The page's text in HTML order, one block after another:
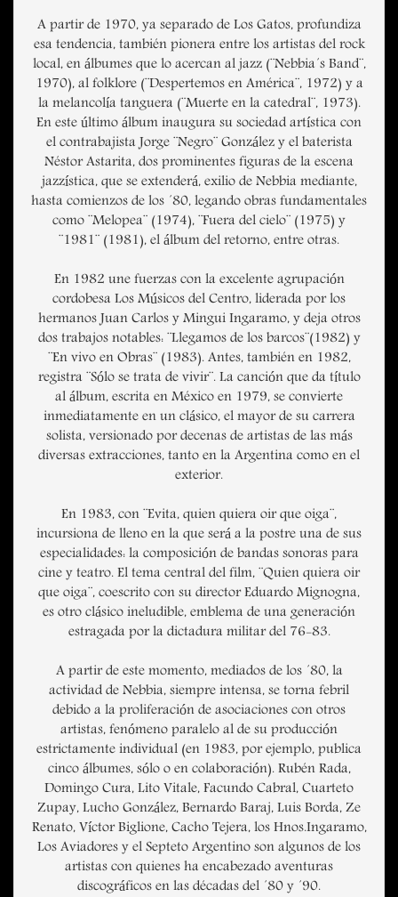
A partir de 1970, ya separado de Los Gatos, profundiza
esa tendencia, también pionera entre los artistas del rock
local, en álbumes que lo acercan al jazz (¨Nebbia´s Band¨,
1970), al folklore (¨Despertemos en América¨, 1972) y a
la melancolía tanguera (¨Muerte en la catedral¨, 1973).
En este último álbum inaugura su sociedad artística con
el contrabajista Jorge ¨Negro¨ González y el baterista
Néstor Astarita, dos prominentes figuras de la escena
jazzística, que se extenderá, exilio de Nebbia mediante,
hasta comienzos de los ´80, legando obras fundamentales
como ¨Melopea¨ (1974), ¨Fuera del cielo¨ (1975) y
¨1981¨ (1981), el álbum del retorno, entre otras.
En 1982 une fuerzas con la excelente agrupación
cordobesa Los Músicos del Centro, liderada por los
hermanos Juan Carlos y Mingui Ingaramo, y deja otros
dos trabajos notables: ¨Llegamos de los barcos¨(1982) y
¨En vivo en Obras¨ (1983). Antes, también en 1982,
registra ¨Sólo se trata de vivir¨. La canción que da título
al álbum, escrita en México en 1979, se convierte
inmediatamente en un clásico, el mayor de su carrera
solista, versionado por decenas de artistas de las más
diversas extracciones, tanto en la Argentina como en el
exterior.
En 1983, con ¨Evita, quien quiera oir que oiga¨,
incursiona de lleno en la que será a la postre una de sus
especialidades: la composición de bandas sonoras para
cine y teatro. El tema central del film, ¨Quien quiera oir
que oiga¨, coescrito con su director Eduardo Mignogna,
es otro clásico ineludible, emblema de una generación
estragada por la dictadura militar del 76-83.
A partir de este momento, mediados de los ´80, la
actividad de Nebbia, siempre intensa, se torna febril
debido a la proliferación de asociaciones con otros
artistas, fenómeno paralelo al de su producción
estrictamente individual (en 1983, por ejemplo, publica
cinco álbumes, sólo o en colaboración). Rubén Rada,
Domingo Cura, Lito Vitale, Facundo Cabral, Cuarteto
Zupay, Lucho González, Bernardo Baraj, Luis Borda, Ze
Renato, Víctor Biglione, Cacho Tejera, los Hnos.Ingaramo,
Los Aviadores y el Septeto Argentino son algunos de los
artistas con quienes ha encabezado aventuras
discográficos en las décadas del ´80 y ´90.